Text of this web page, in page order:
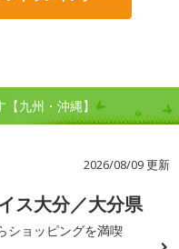
九州・沖縄】
2026/08/09 更新
ス大分／大分県
ショッピングを満喫